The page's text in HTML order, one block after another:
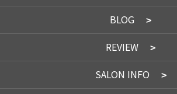
BLOG
REVIEW
SALON INFO